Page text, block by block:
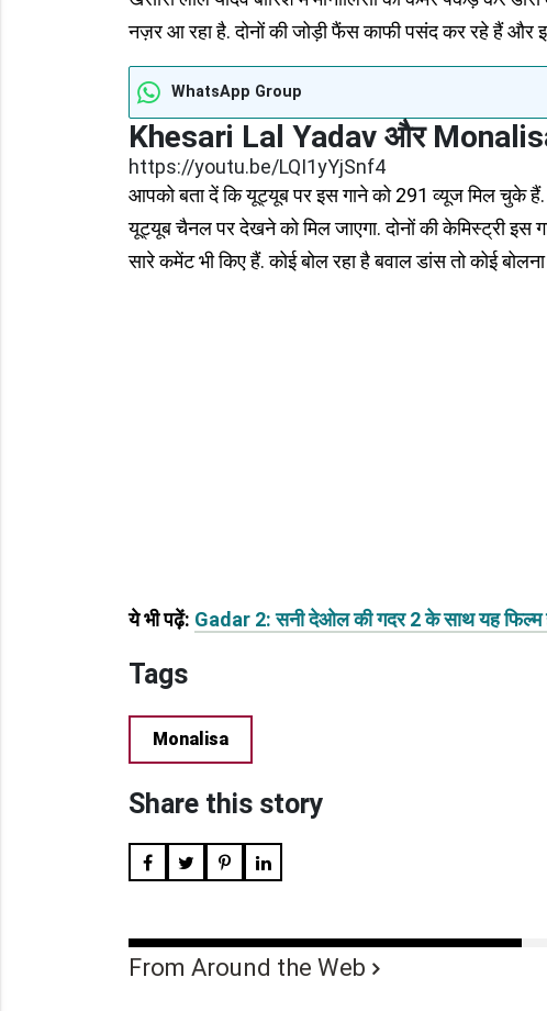
नज़र आ रहा है. दोनों की जोड़ी फैंस काफी पसंद कर रहे हैं और इस
WhatsApp Group
Khesari Lal Yadav और Monalisa
https://youtu.be/LQI1yYjSnf4
आपको बता दें कि यूट्यूब पर इस गाने को 291 व्यूज मिल चुके
यूट्यूब चैनल पर देखने को मिल जाएगा. दोनों की केमिस्ट्री इस
सारे कमेंट भी किए हैं. कोई बोल रहा है बवाल डांस तो कोई
ये भी पढ़ें: Gadar 2: सनी देओल की गदर 2 के साथ यह फिल्म
Tags
Monalisa
Share this story
From Around the Web